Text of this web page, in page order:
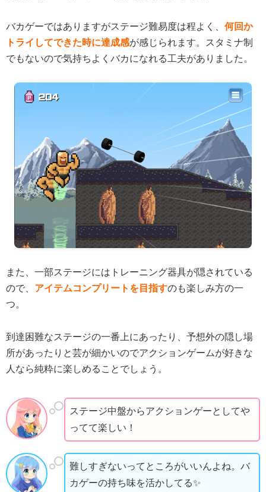
バカゲーではありますがステージ難易度は程よく、 何回か
トライしてできた時に達成感が感じられます。スタミナ制
でもないので気持ちよくバカになれる工夫がありました。
また、一部ステージにはトレーニング器具が隠されている
ので、 アイテムコンプリートを目指すのも楽しみ方の一
つ。
到達困難なステージの一番上にあったり、予想外の隠し場
所があったりと芸が細かいのでアクションゲームが好きな
人なら純粋に楽しめることでしょう。
ステージ中盤からアクションゲーとしてや
ってて楽しい！
難しすぎないってところがいいんよね。バ
カゲーの持ち味を活かしてる✨